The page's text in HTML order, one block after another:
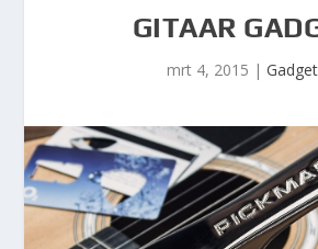
GITAAR
mrt 4, 2015 |